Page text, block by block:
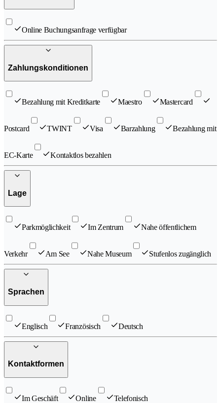
Online Buchungsanfrage verfügbar
Zahlungskonditionen
Bezahlung mit Kreditkarte Maestro Mastercard
Postcard TWINT Visa Barzahlung Bezahlung mit
EC-Karte Kontaktlos bezahlen
Lage
Parkmöglichkeit Im Zentrum Nahe öffentlichem
Verkehr Am See Nahe Museum Stufenlos zugänglich
Sprachen
Englisch Französisch Deutsch
Kontaktformen
Im Geschäft Online Telefonisch